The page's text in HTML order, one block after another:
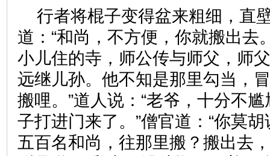
行者将棍子变得盆来粗细，直
道：“和尚，不方便，你就搬出去
小儿住的寺，师公传与师父，师
远继儿孙。他不知是那里勾当，
搬哩。”道人说：“老爷，十分不
子打进门来了。”僧官道：“你莫
五百名和尚，往那里搬？搬出去